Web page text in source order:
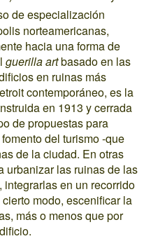
de especialización
norteamericanas,
hacia una forma de
guerilla artbasado en las
en ruinas más
contemporáneo, es la
en 1913 y cerrada
de propuestas para
del turismo -que
de la ciudad. En otras
urbanizar las ruinas de las
en un recorrido
modo, escenificar la
más o menos que por